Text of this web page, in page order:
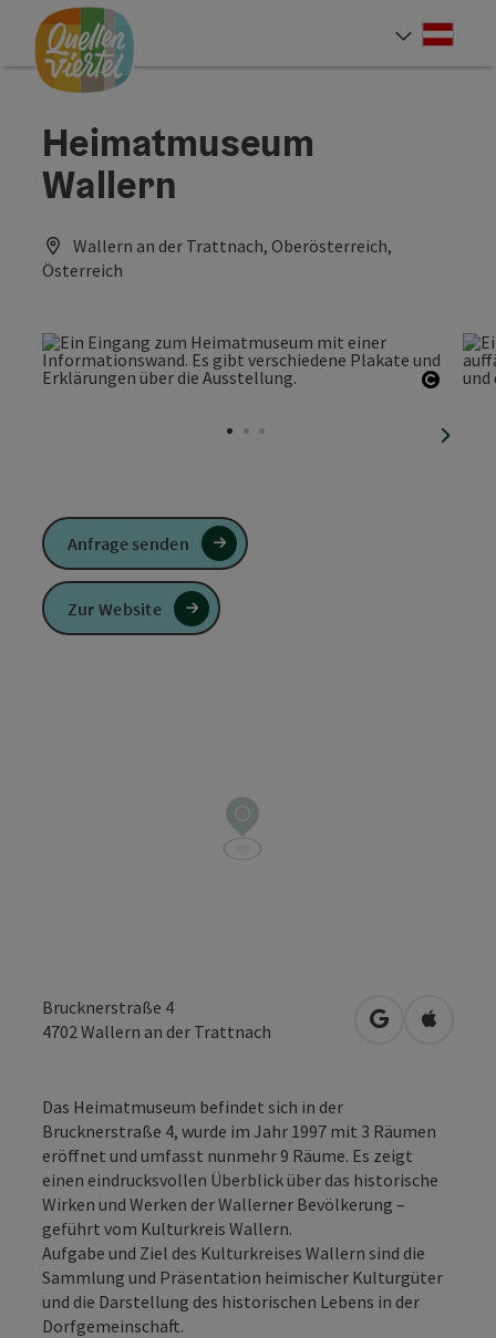
Zum Inhalt
Zur Navigation
Zum Seitenanfang
Heimatmuseum
Wallern
Wallern an der Trattnach, Oberösterreich,
Österreich
Brucknerstraße 4
4702 Wallern an der Trattnach in Google
in
Das Heimatmuseum befindet sich in der
Brucknerstraße 4, wurde im Jahr 1997 mit 3 Räumen
eröffnet und umfasst nunmehr 9 Räume. Es zeigt
einen eindrucksvollen Überblick über das historische
Wirken und Werken der Wallerner Bevölkerung –
geführt vom Kulturkreis Wallern.
Aufgabe und Ziel des Kulturkreises Wallern sind die
Sammlung und Präsentation heimischer Kulturgüter
und die Darstellung des historischen Lebens in der
Dorfgemeinschaft.
Anfrage senden
Zur Website